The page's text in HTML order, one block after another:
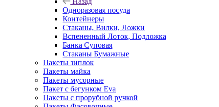
Одноразовая посуда
Контейнеры
Стаканы, Вилки, Ложки
Вспененный Лоток, Подложка
Банка Суповая
Стаканы Бумажные
Пакеты зиплок
Пакеты майка
Пакеты мусорные
Пакет с бегунком Eva
Пакеты с прорубной ручкой